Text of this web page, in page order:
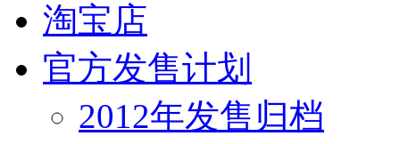
淘宝店
官方发售计划
2012年发售归档